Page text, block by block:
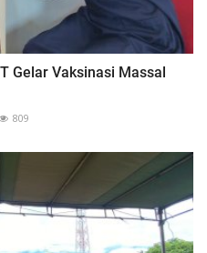
Gelar Vaksinasi Massal
809